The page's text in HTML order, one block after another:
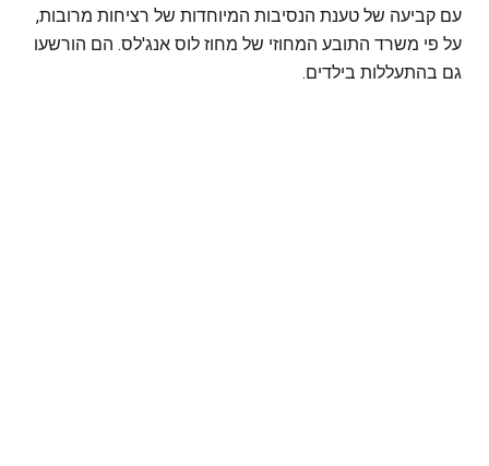
עם קביעה של טענת הנסיבות המיוחדות של רציחות מרובות,
על פי משרד התובע המחוזי של מחוז לוס אנג'לס. הם הורשעו
גם בהתעללות בילדים.